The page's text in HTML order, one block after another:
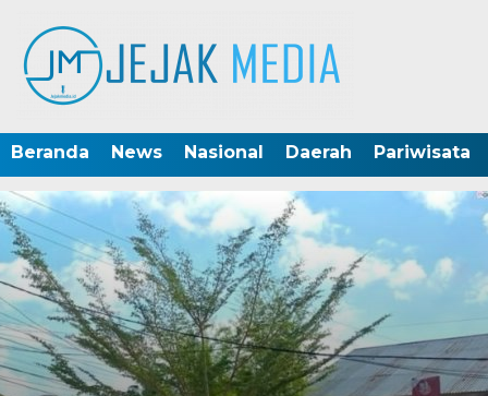
Beranda News Nasional Daerah Pariwisata